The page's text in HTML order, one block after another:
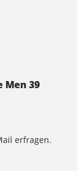
Men 39
erfragen.